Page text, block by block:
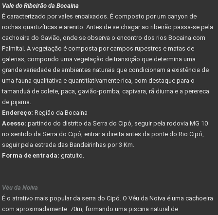
Vale do Ribeirão da Bocaina
É caracterizado por vales encaixados. É composto por um canyon de
rochas quartizíticas e arenito. Antes de se chagar ao ribeirão passa-se pela
cachoeira do Gavião, onde se observa o encontro dos rios Bocaina com
Palmital. A vegetação é composta por campos rupestres e matas de
galerias, compondo uma vegetação de transição que determina uma
grande variedade de ambientes naturais que condicionam a existência de
uma fauna qualitativa e quantitiativamente rica, com destaque para o
tamanduá de colete, paca, gavião-pomba, capivara, rã diurna e a perereca
de pijama.
Endereço: Região da Bocaina
Acesso: partindo do distrito da Serra do Cipó, seguir pela rodovia MG 10
no sentido da Serra do Cipó, entrar a direita antes da ponte do Rio Cipó,
seguir pela estrada das Bandeirinhas por 3 Km.
Forma de entrada: gratuito.
Véu da Noiva
É o atrativo mais popular da serra do Cipó. O Véu da Noiva é uma cachoeira
com aproximadamente 70m, formando uma piscina natural de